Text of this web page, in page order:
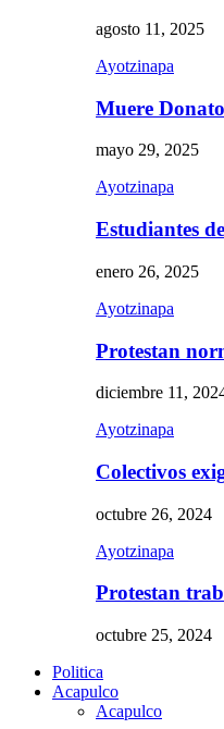
agosto 11, 2025
Ayotzinapa
Muere
mayo 29, 2025
Ayotzinapa
Estudiantes
enero 26, 2025
Ayotzinapa
Protestan
diciembre 11,
Ayotzinapa
Colectivos
octubre 26, 2024
Ayotzinapa
Protestan
octubre 25, 2024
Politica
Acapulco
Acapulco